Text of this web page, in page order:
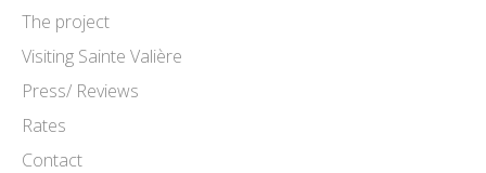
The project
Visiting Sainte Valière
Press/ Reviews
Rates
Contact